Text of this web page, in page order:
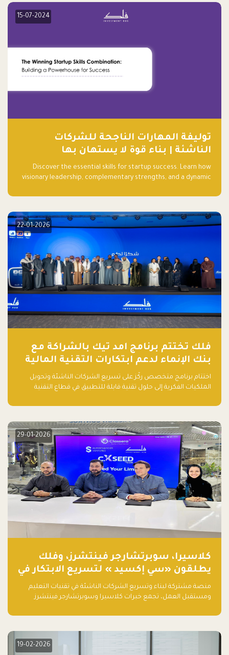
15-07-2024
توليفة المهارات الناجحة للشركات
الناشئة | بناء قوة لا يستهان بها
Discover the essential skills for startup success. Learn how
visionary leadership, complementary strengths, and a dynamic
elevate your startup! Follow us @FalakHub
22-01-2026
فلك تختتم برنامج امد تيك بالشراكة مع
بنك الإنماء لدعم ابتكارات التقنية المالية
اختتام برنامج متخصص ركّز على تسريع الشركات الناشئة وتحويل
الملكيات الفكرية إلى حلول تقنية قابلة للتطبيق في قطاع التقنية
29-01-2026
كلاسيرا، سوبرتشارجر فينتشرز، وفلك
يطلقون «سي إكسيد » لتسريع الابتكار في
تقنيات التعليم ومستقبل العمل
منصة مشتركة لبناء وتسريع الشركات الناشئة في تقنيات التعليم
ومستقبل العمل، تجمع خبرات كلاسيرا وسوبرتشارجر فينتشرز
العالمية.
19-02-2026